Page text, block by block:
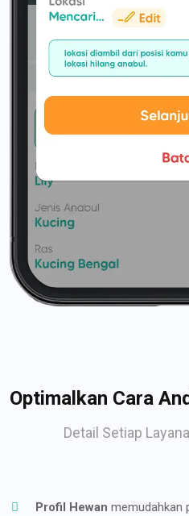
Optimalkan Cara
Detail Setiap
Profil Hewan memudahkan